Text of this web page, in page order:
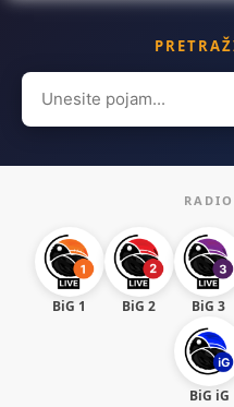
Search
for:
BiG 1 BiG 2 BiG 3
BiG iG